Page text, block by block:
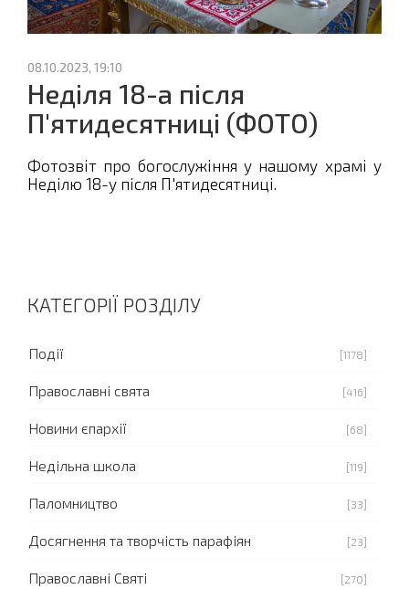
08.10.2023, 19:10
Неділя 18-а після
П'ятидесятниці (ФОТО)
Фотозвіт про богослужіння у нашому храмі у
Неділю 18-у після П'ятидесятниці.
КАТЕГОРІЇ РОЗДІЛУ
Події [1178]
Православні свята [416]
Новини єпархії [68]
Недільна школа [119]
Паломництво [33]
Досягнення та творчість парафіян [23]
Православні Святі [270]